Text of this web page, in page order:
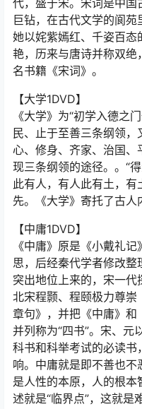
代，盛于宋。宋词是中
巨钻，在古代文学的阆苑
她以姹紫嫣红、千姿百态
艳，历来与唐诗并称双绝
名书籍《宋词》。
【大学1DVD】
《大学》为“初学入德之
民、止于至善三条纲领
心、修身、齐家、治国、
现三条纲领的途径。。“
此有人，有人此有土，
先。《大学》寄托了古人
【中庸1DVD】
《中庸》原是《小戴礼
思，后经秦代学者修改整
突出地位上来的，宋一代
北宋程颢、程颐极力尊
章句》，并把《中庸》和
并列称为“四书”。宋、元
科书和科举考试的必读
响。中庸就是即不善也
是人性的本原，人的根
述就是“临界点”，这就是